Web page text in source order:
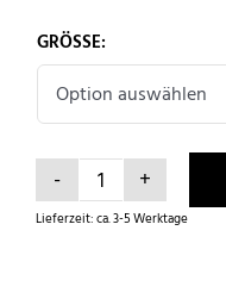
GRÖSSE:
Socken
Koffein
Lieferzeit:ca. 3-5 Werktage